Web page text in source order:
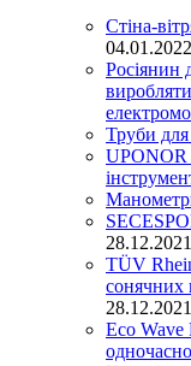
Стіна-
04.01.2022
Росіянин
Труби
UPONOR
28.12.2021
TÜV
сонячних
28.12.2021
Eco Wave
одночасно